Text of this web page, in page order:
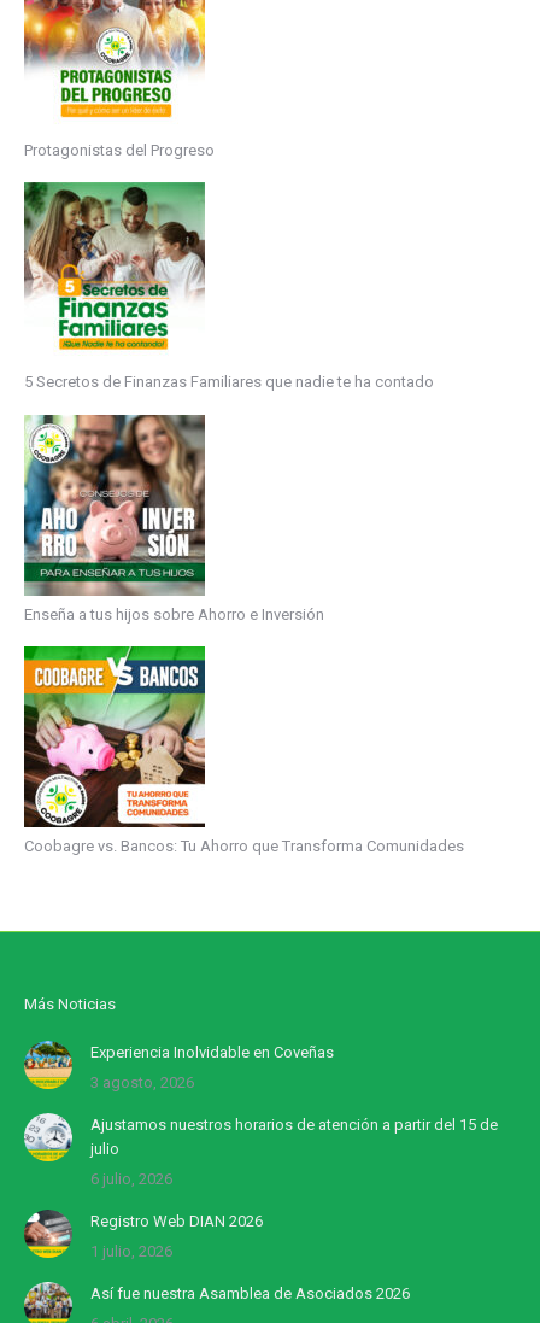
Protagonistas del Progreso
5 Secretos de Finanzas Familiares que nadie te ha contado
Enseña a tus hijos sobre Ahorro e Inversión
Coobagre vs. Bancos: Tu Ahorro que Transforma Comunidades
Más Noticias
Experiencia Inolvidable en Coveñas
3 agosto, 2026
Ajustamos nuestros horarios de atención a partir del 15 de
julio
6 julio, 2026
Registro Web DIAN 2026
1 julio, 2026
Así fue nuestra Asamblea de Asociados 2026